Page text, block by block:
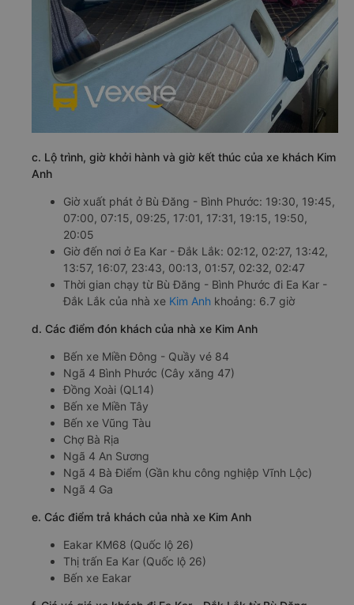
c. Lộ trình, giờ khởi hành và giờ kết thúc của xe khách Kim
Anh
Giờ xuất phát ở Bù Đăng - Bình Phước: 19:30, 19:45,
07:00, 07:15, 09:25, 17:01, 17:31, 19:15, 19:50,
20:05
Giờ đến nơi ở Ea Kar - Đắk Lắk: 02:12, 02:27, 13:42,
13:57, 16:07, 23:43, 00:13, 01:57, 02:32, 02:47
Thời gian chạy từ Bù Đăng - Bình Phước đi Ea Kar -
Đắk Lắk của nhà xe Kim Anh khoảng: 6.7 giờ
d. Các điểm đón khách của nhà xe Kim Anh
Bến xe Miền Đông - Quầy vé 84
Ngã 4 Bình Phước (Cây xăng 47)
Đồng Xoài (QL14)
Bến xe Miền Tây
Bến xe Vũng Tàu
Chợ Bà Rịa
Ngã 4 An Sương
Ngã 4 Bà Điểm (Gần khu công nghiệp Vĩnh Lộc)
Ngã 4 Ga
e. Các điểm trả khách của nhà xe Kim Anh
Eakar KM68 (Quốc lộ 26)
Thị trấn Ea Kar (Quốc lộ 26)
Bến xe Eakar